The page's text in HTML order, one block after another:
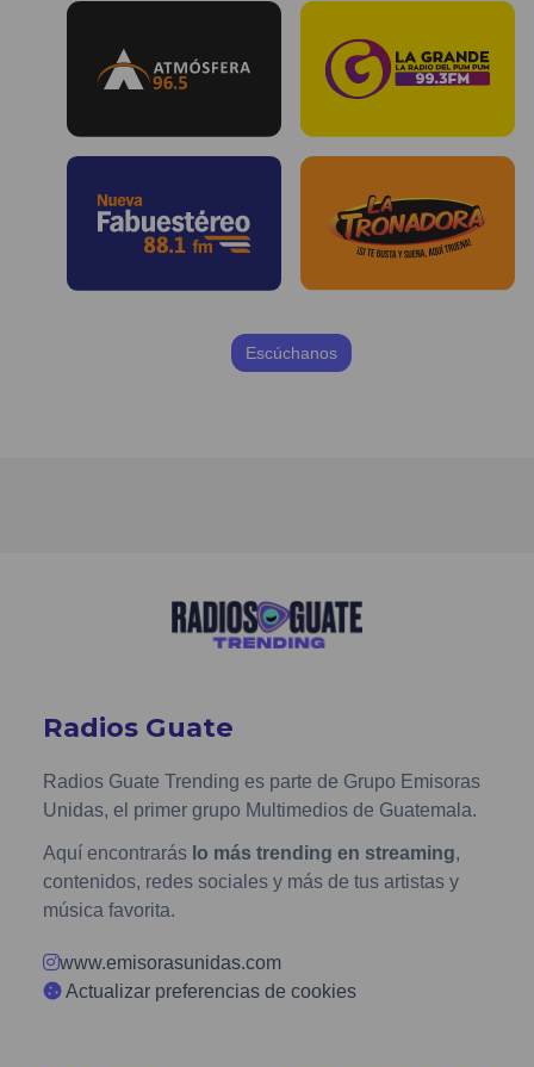
Escúchanos
Radios Guate
Radios Guate Trending es parte de Grupo Emisoras
Unidas, el primer grupo Multimedios de Guatemala.
Aquí encontrarás lo más trending en streaming,
contenidos, redes sociales y más de tus artistas y
música favorita.
www.emisorasunidas.com
Actualizar preferencias de cookies